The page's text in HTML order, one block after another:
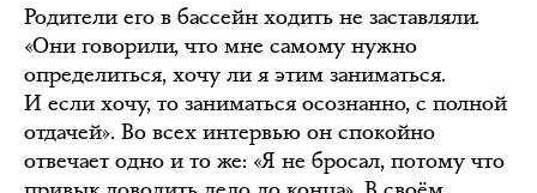
Родители его в бассейн ходить не заставляли.
«Они говорили, что мне самому нужно
определиться, хочу ли я этим заниматься.
И если хочу, то заниматься осознанно, с полной
отдачей». Во всех интервью он спокойно
отвечает одно и то же: «Я не бросал, потому что